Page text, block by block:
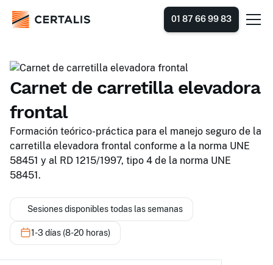
01 87 66 99 83
Carnet de carretilla elevadora
frontal
Formación teórico-práctica para el manejo seguro de la
carretilla elevadora frontal conforme a la norma UNE
58451 y al RD 1215/1997, tipo 4 de la norma UNE
58451.
Sesiones disponibles todas las semanas
1-3 días (8-20 horas)